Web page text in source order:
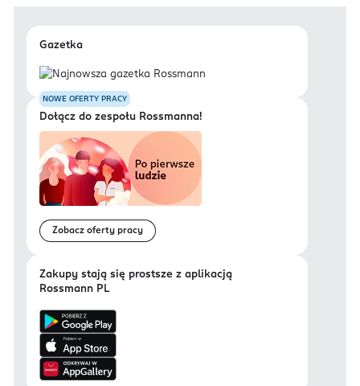
Gazetka
NOWE OFERTY PRACY
Dołącz do zespołu Rossmanna!
Zobacz oferty pracy
Zakupy stają się prostsze z aplikacją
Rossmann PL